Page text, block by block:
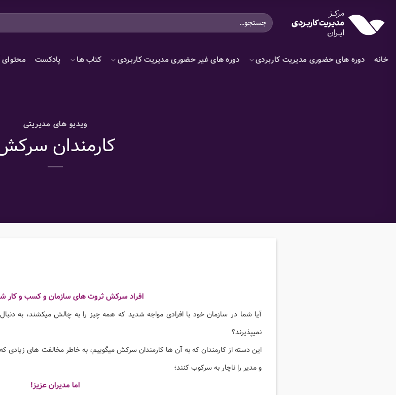
content
جستجو
برای:
خانه دوره های حضوری مدیریت کاربردی دوره های غیر حضوری مدیریت کاربردی کتاب ها پادکست
ویدیو های مدیریتی
کارمندان
افراد سرکش ثروت های سازمان و کسب و کار
آیا شما در سازمان خود با افرادی مواجه شدید که همه چیز را به چالش میکشند، به
نمیپذیرند؟
این دسته از کارمندان که به آن ها کارمندان سرکش میگوییم، به خاطر مخالفت های زیادی
و مدیر را ناچار به سرکوب کنند؛
اما مدیران عزیز!